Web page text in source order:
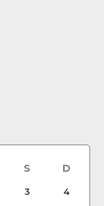
S D
3
4